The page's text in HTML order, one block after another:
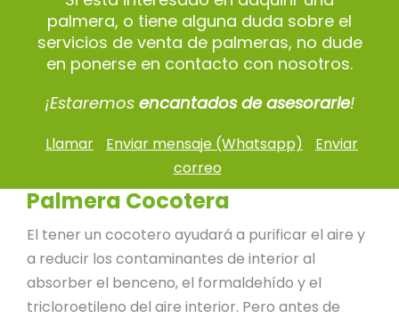
palmera, o tiene alguna duda sobre el
servicios de venta de palmeras, no dude
en ponerse en contacto con nosotros.
¡Estaremos encantados de asesorarle!
Llamar Enviar mensaje (Whatsapp)
Enviar
correo
Palmera Cocotera
El tener un cocotero ayudará a purificar el aire y
a reducir los contaminantes de interior al
absorber el benceno, el formaldehído y el
tricloroetileno del aire interior. Pero antes de